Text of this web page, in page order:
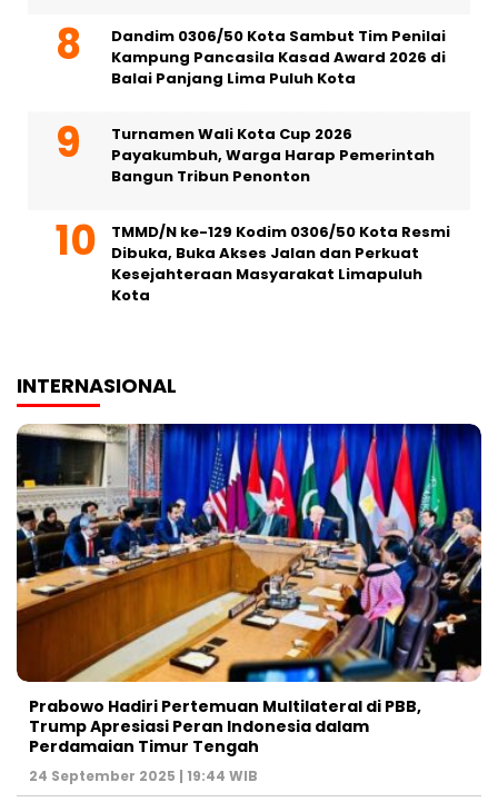
Dandim 0306/50 Kota Sambut Tim Penilai
Kampung Pancasila Kasad Award 2026 di
Balai Panjang Lima Puluh Kota
Turnamen Wali Kota Cup 2026
Payakumbuh, Warga Harap Pemerintah
Bangun Tribun Penonton
TMMD/N ke-129 Kodim 0306/50 Kota Resmi
Dibuka, Buka Akses Jalan dan Perkuat
Kesejahteraan Masyarakat Limapuluh
Kota
INTERNASIONAL
Prabowo Hadiri Pertemuan Multilateral di PBB,
Trump Apresiasi Peran Indonesia dalam
Perdamaian Timur Tengah
24 September 2025 | 19:44 WIB